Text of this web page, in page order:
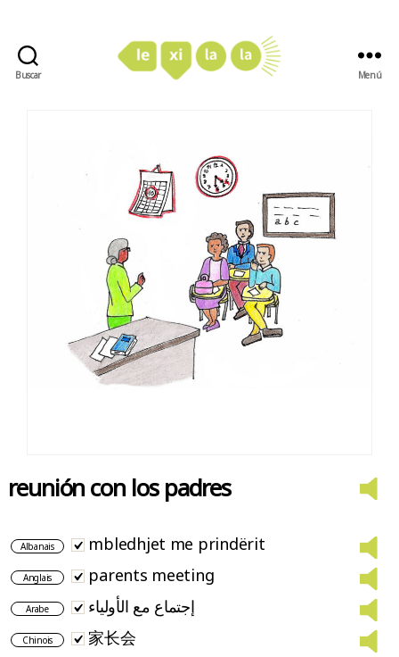
Buscar Menú
reunión con los padres
Albanais mbledhjet me prindërit
Anglais parents meeting
Arabe إجتماع مع الأولياء
Chinois 家长会